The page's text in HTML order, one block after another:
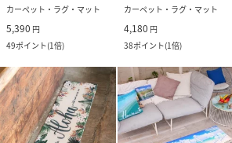
カーペット・ラグ・マット
5,390 円
49ポイント(1倍)
カーペット・ラグ・マット
4,180 円
38ポイント(1倍)